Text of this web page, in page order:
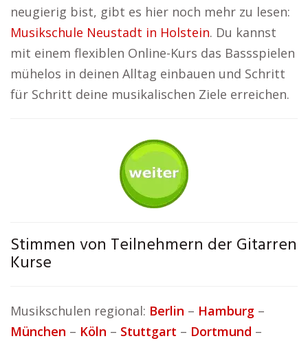
neugierig bist, gibt es hier noch mehr zu lesen:
Musikschule Neustadt in Holstein. Du kannst
mit einem flexiblen Online-Kurs das Bassspielen
mühelos in deinen Alltag einbauen und Schritt
für Schritt deine musikalischen Ziele erreichen.
Stimmen von Teilnehmern der Gitarren
Kurse
Musikschulen regional: Berlin – Hamburg –
München – Köln – Stuttgart – Dortmund –